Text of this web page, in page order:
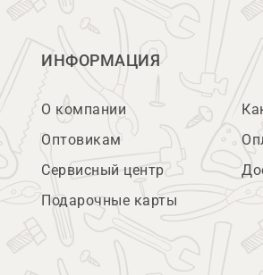
ИНФОРМАЦИЯ
О компании
Оптовикам
Сервисный центр
Подарочные карты